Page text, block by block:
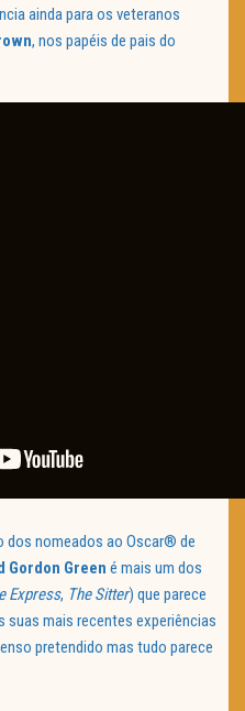
ainda para os veteranos
, nos papéis de pais do
dos nomeados ao Oscar® de
Gordon Green é mais um dos
Express, The Sitter) que parece
suas mais recentes experiências
pretendido mas tudo parece